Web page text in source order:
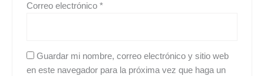
Correo electrónico*
Guardar mi nombre, correo electrónico y sitio web
en este navegador para la próxima vez que haga un